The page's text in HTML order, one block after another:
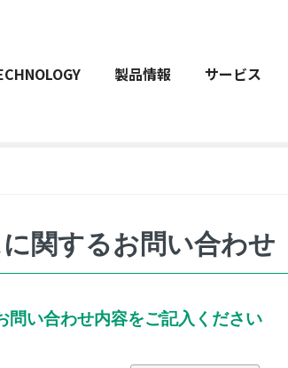
製品情報 サービス
関するお問い合わせ
問い合わせ内容をご記入ください